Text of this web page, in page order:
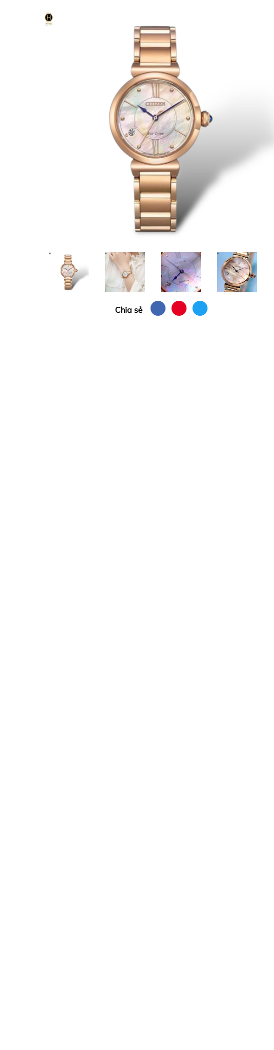
Chia sẻ